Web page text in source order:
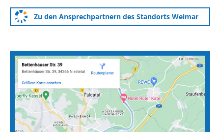
Zu den Ansprechpartnern des Standorts Weimar
Anfahrtskarten zu unseren Standorten